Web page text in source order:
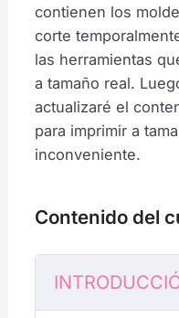
contienen los
corte
las herramientas
a tamaño real.
actualizaré el
para imprimir a
inconveniente.
Contenido del